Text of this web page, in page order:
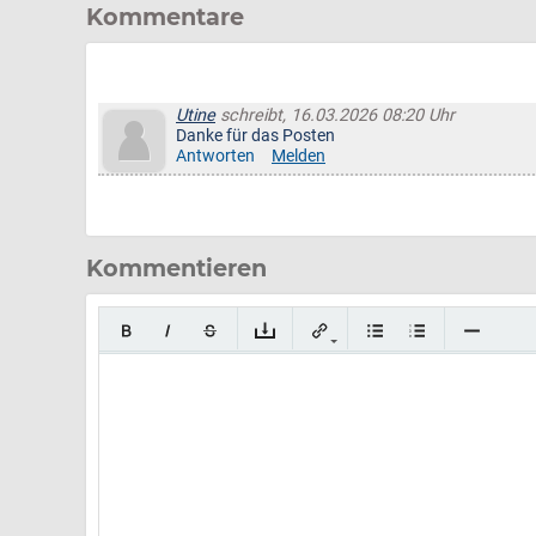
Kommentare
Utineschreibt, 16.03.2026 08:20 Uhr
Danke für das Posten
Antworten
Melden
Kommentieren